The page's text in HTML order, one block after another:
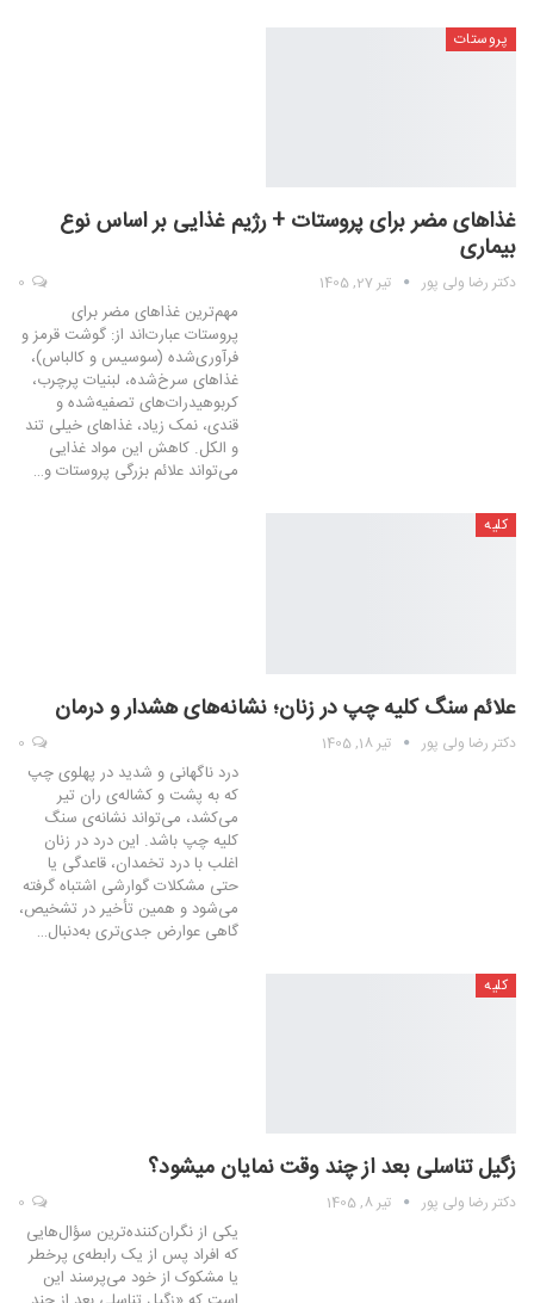
پروستات
غذاهای مضر برای پروستات + رژیم غذایی بر اساس نوع
بیماری
دکتر رضا ولی پور تیر 27, 1405
مهم‌ترین غذاهای مضر برای
پروستات عبارت‌اند از: گوشت قرمز و
فرآوری‌شده (سوسیس و کالباس)،
غذاهای سرخ‌شده، لبنیات پرچرب،
کربوهیدرات‌های تصفیه‌شده و
قندی، نمک زیاد، غذاهای خیلی تند
و الکل. کاهش این مواد غذایی
می‌تواند علائم بزرگی پروستات و…
کلیه
علائم سنگ کلیه چپ در زنان؛ نشانه‌های هشدار و درمان
دکتر رضا ولی پور تیر 18, 1405
درد ناگهانی و شدید در پهلوی چپ
که به پشت و کشاله‌ی ران تیر
می‌کشد، می‌تواند نشانه‌ی سنگ
کلیه چپ باشد. این درد در زنان
اغلب با درد تخمدان، قاعدگی یا
حتی مشکلات گوارشی اشتباه گرفته
می‌شود و همین تأخیر در تشخیص،
گاهی عوارض جدی‌تری به‌دنبال…
کلیه
زگیل تناسلی بعد از چند وقت نمایان میشود؟
دکتر رضا ولی پور تیر 8, 1405
یکی از نگران‌کننده‌ترین سؤال‌هایی
که افراد پس از یک رابطه‌ی پرخطر
یا مشکوک از خود می‌پرسند این